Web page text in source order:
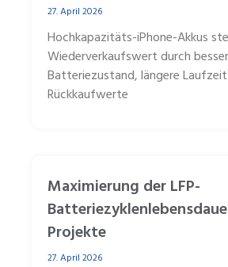
27. April 2026
Hochkapazitäts-iPhone-Akkus
Wiederverkaufswert durch
Batteriezustand, längere
Rückkaufwerte
Maximierung der LFP-
Projekte
27. April 2026